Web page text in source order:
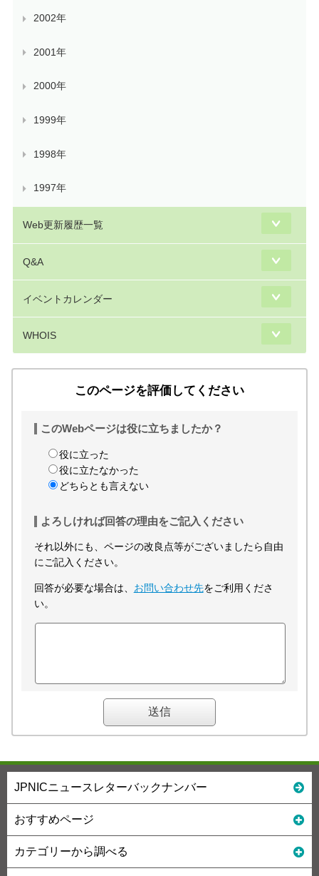
2002年
2001年
2000年
1999年
1998年
1997年
Web更新履歴一覧
Q&A
イベントカレンダー
WHOIS
このページを評価してください
このWebページは役に立ちましたか？
役に立った
役に立たなかった
どちらとも言えない
よろしければ回答の理由をご記入ください
それ以外にも、ページの改良点等がございましたら自由
にご記入ください。
回答が必要な場合は、 お問い合わせ先をご利用くださ
い。
JPNICニュースレターバックナンバー
おすすめページ
カテゴリーから調べる